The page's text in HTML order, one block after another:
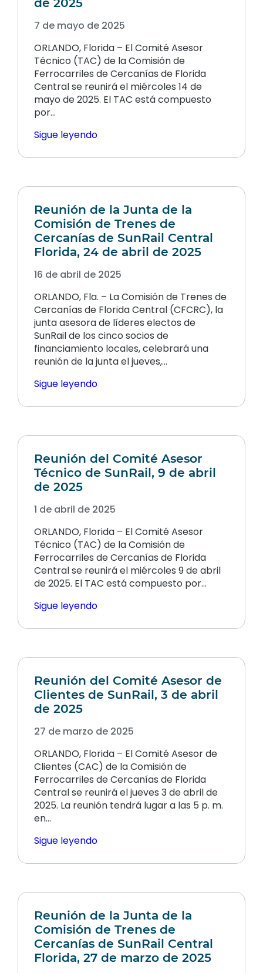
7 de mayo de 2025
ORLANDO, Florida – El Comité Asesor
Técnico (TAC) de la Comisión de
Ferrocarriles de Cercanías de Florida
Central se reunirá el miércoles 14 de
mayo de 2025. El TAC está compuesto
por…
Sigue leyendo
Reunión de la Junta de la
Comisión de Trenes de
Cercanías de SunRail Central
Florida, 24 de abril de 2025
16 de abril de 2025
ORLANDO, Fla. – La Comisión de Trenes de
Cercanías de Florida Central (CFCRC), la
junta asesora de líderes electos de
SunRail de los cinco socios de
financiamiento locales, celebrará una
reunión de la junta el jueves,…
Sigue leyendo
Reunión del Comité Asesor
Técnico de SunRail, 9 de abril
de 2025
1 de abril de 2025
ORLANDO, Florida – El Comité Asesor
Técnico (TAC) de la Comisión de
Ferrocarriles de Cercanías de Florida
Central se reunirá el miércoles 9 de abril
de 2025. El TAC está compuesto por…
Sigue leyendo
Reunión del Comité Asesor de
Clientes de SunRail, 3 de abril
de 2025
27 de marzo de 2025
ORLANDO, Florida – El Comité Asesor de
Clientes (CAC) de la Comisión de
Ferrocarriles de Cercanías de Florida
Central se reunirá el jueves 3 de abril de
2025. La reunión tendrá lugar a las 5 p. m.
en…
Sigue leyendo
Reunión de la Junta de la
Comisión de Trenes de
Cercanías de SunRail Central
Florida, 27 de marzo de 2025